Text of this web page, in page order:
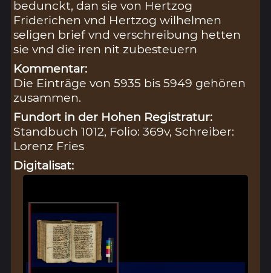
bedunckt, dan sie von Hertzog
Friderichen vnd Hertzog wilhelmen
seligen brief vnd verschreibung hetten
sie vnd die iren nit zubesteuern
Kommentar:
Die Einträge von 5935 bis 5949 gehören
zusammen.
Fundort in der Hohen Registratur:
Standbuch 1012, Folio: 369v, Schreiber:
Lorenz Fries
Digitalisat: